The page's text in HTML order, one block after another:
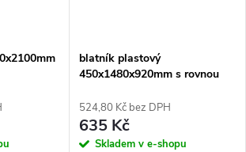
blatník plastový
450x1480x920mm s rovnou
524,80 Kč bez DPH
635 Kč
Skladem v e-shopu